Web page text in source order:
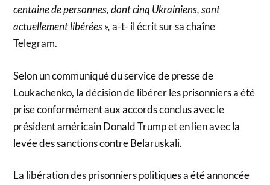
centaine de personnes, dont cinq Ukrainiens, sont
actuellement libérées »,a-t- il écrit sur sa chaîne
Telegram.
Selon un communiqué du service de presse de
Loukachenko, la décision de libérer les prisonniers a été
prise conformément aux accords conclus avec le
président américain Donald Trump et en lien avec la
levée des sanctions contre Belaruskali.
La libération des prisonniers politiques a été annoncée